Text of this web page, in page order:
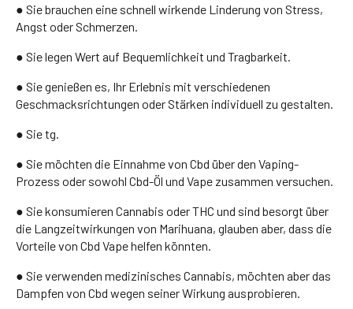
● Sie brauchen eine schnell wirkende Linderung von Stress,
Angst oder Schmerzen.
● Sie legen Wert auf Bequemlichkeit und Tragbarkeit.
● Sie genießen es, Ihr Erlebnis mit verschiedenen
Geschmacksrichtungen oder Stärken individuell zu gestalten.
● Sie tg.
● Sie möchten die Einnahme von Cbd über den Vaping-
Prozess oder sowohl Cbd-Öl und Vape zusammen versuchen.
● Sie konsumieren Cannabis oder THC und sind besorgt über
die Langzeitwirkungen von Marihuana, glauben aber, dass die
Vorteile von Cbd Vape helfen könnten.
● Sie verwenden medizinisches Cannabis, möchten aber das
Dampfen von Cbd wegen seiner Wirkung ausprobieren.